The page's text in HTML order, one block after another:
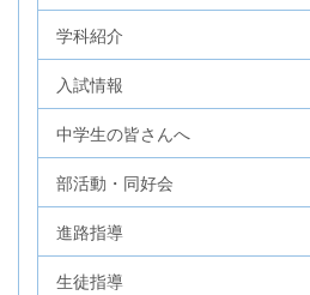
学科紹介
入試情報
中学生の皆さんへ
部活動・同好会
進路指導
生徒指導